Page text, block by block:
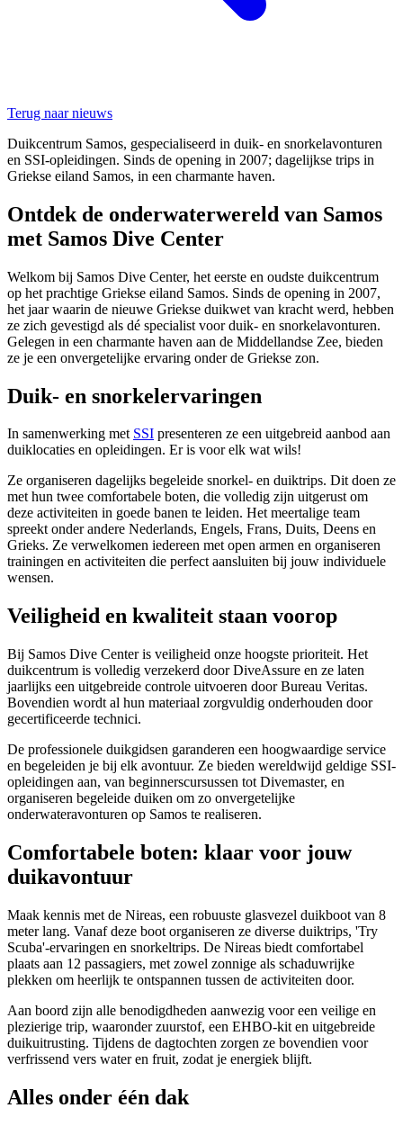
Terug naar nieuws
Duikcentrum Samos, gespecialiseerd in duik- en snorkelavonturen
en SSI-opleidingen. Sinds de opening in 2007; dagelijkse trips in
Griekse eiland Samos, in een charmante haven.
Ontdek de onderwaterwereld van Samos
met Samos Dive Center
Welkom bij Samos Dive Center, het eerste en oudste duikcentrum
op het prachtige Griekse eiland Samos. Sinds de opening in 2007,
het jaar waarin de nieuwe Griekse duikwet van kracht werd, hebben
ze zich gevestigd als dé specialist voor duik- en snorkelavonturen.
Gelegen in een charmante haven aan de Middellandse Zee, bieden
ze je een onvergetelijke ervaring onder de Griekse zon.
Duik- en snorkelervaringen
In samenwerking met SSI presenteren ze een uitgebreid aanbod aan
duiklocaties en opleidingen. Er is voor elk wat wils!
Ze organiseren dagelijks begeleide snorkel- en duiktrips. Dit doen ze
met hun twee comfortabele boten, die volledig zijn uitgerust om
deze activiteiten in goede banen te leiden. Het meertalige team
spreekt onder andere Nederlands, Engels, Frans, Duits, Deens en
Grieks. Ze verwelkomen iedereen met open armen en organiseren
trainingen en activiteiten die perfect aansluiten bij jouw individuele
wensen.
Veiligheid en kwaliteit staan voorop
Bij Samos Dive Center is veiligheid onze hoogste prioriteit. Het
duikcentrum is volledig verzekerd door DiveAssure en ze laten
jaarlijks een uitgebreide controle uitvoeren door Bureau Veritas.
Bovendien wordt al hun materiaal zorgvuldig onderhouden door
gecertificeerde technici.
De professionele duikgidsen garanderen een hoogwaardige service
en begeleiden je bij elk avontuur. Ze bieden wereldwijd geldige SSI-
opleidingen aan, van beginnerscursussen tot Divemaster, en
organiseren begeleide duiken om zo onvergetelijke
onderwateravonturen op Samos te realiseren.
Comfortabele boten: klaar voor jouw
duikavontuur
Maak kennis met de Nireas, een robuuste glasvezel duikboot van 8
meter lang. Vanaf deze boot organiseren ze diverse duiktrips, 'Try
Scuba'-ervaringen en snorkeltrips. De Nireas biedt comfortabel
plaats aan 12 passagiers, met zowel zonnige als schaduwrijke
plekken om heerlijk te ontspannen tussen de activiteiten door.
Aan boord zijn alle benodigdheden aanwezig voor een veilige en
plezierige trip, waaronder zuurstof, een EHBO-kit en uitgebreide
duikuitrusting. Tijdens de dagtochten zorgen ze bovendien voor
verfrissend vers water en fruit, zodat je energiek blijft.
Alles onder één dak